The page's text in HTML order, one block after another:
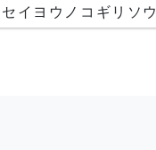
セイヨウノコギリソウ